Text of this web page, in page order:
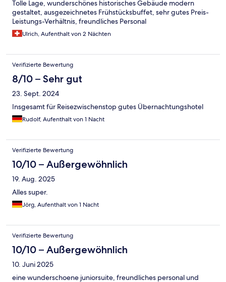
Tolle Lage, wunderschönes historisches Gebäude modern
gestaltet, ausgezeichnetes Frühstücksbuffet, sehr gutes Preis-
Leistungs-Verhältnis, freundliches Personal
Ulrich, Aufenthalt von 2 Nächten
Verifizierte Bewertung
8/10 – Sehr gut
23. Sept. 2024
Insgesamt für Reisezwischenstop gutes Übernachtungshotel
Rudolf, Aufenthalt von 1 Nacht
Verifizierte Bewertung
10/10 – Außergewöhnlich
19. Aug. 2025
Alles super.
Jörg, Aufenthalt von 1 Nacht
Verifizierte Bewertung
10/10 – Außergewöhnlich
10. Juni 2025
eine wunderschoene juniorsuite, freundliches personal und